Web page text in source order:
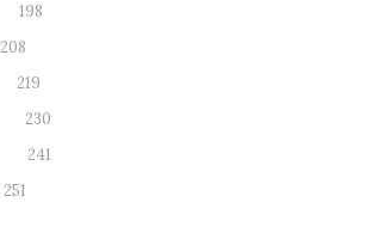
198
208
219
230
241
251